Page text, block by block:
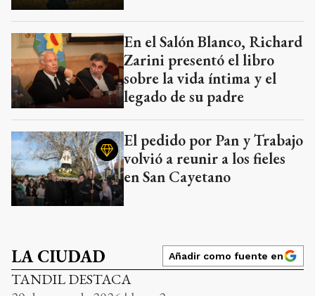
En el Salón Blanco, Richard
Zarini presentó el libro
sobre la vida íntima y el
legado de su padre
El pedido por Pan y Trabajo
volvió a reunir a los fieles
en San Cayetano
LA CIUDAD Añadir como fuente en
TANDIL DESTACA